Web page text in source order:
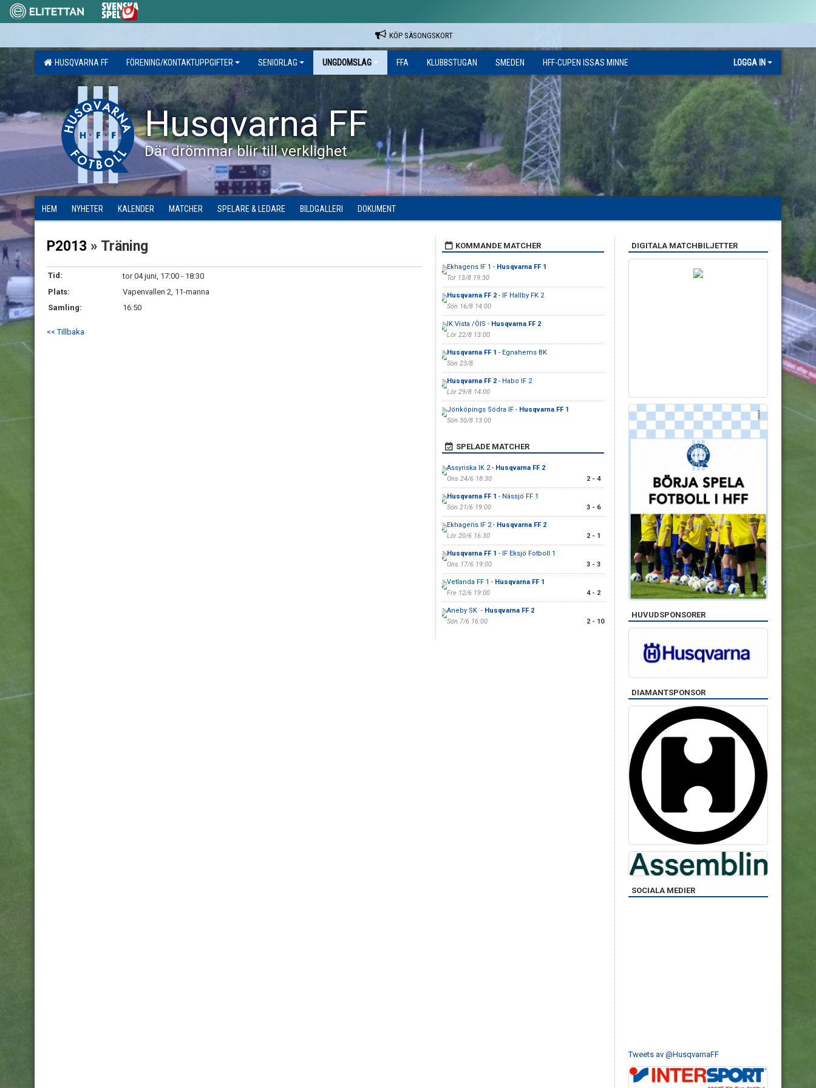
KÖP SÄSONGSKORT
HUSQVARNA FF FÖRENING/KONTAKTUPPGIFTER SENIORLAG UNGDOMSLAG FFA KLUBBSTUGAN SMEDEN HFF-CUPEN ISSAS MINNE LOGGA IN
Husqvarna FF
Där drömmar blir till verklighet
HEM NYHETER KALENDER MATCHER SPELARE & LEDARE BILDGALLERI DOKUMENT
P2013 » Träning
Tid:
tor 04 juni, 17:00 - 18:30
Plats:
Vapenvallen 2, 11-manna
Samling:
16:50
<< Tillbaka
KOMMANDE MATCHER
Ekhagens IF 1 - Husqvarna FF 1
Tor 13/8 19:30
Husqvarna FF 2- IF Hallby FK 2
Sön 16/8 14:00
IK Vista /ÖIS - Husqvarna FF 2
Lör 22/8 13:00
Husqvarna FF 1 - Egnahems BK
Sön 23/8
Husqvarna FF 2- Habo IF 2
Lör 29/8 14:00
Jönköpings Södra IF - Husqvarna FF 1
Sön 30/8 13:00
SPELADE MATCHER
Assyriska IK 2 - Husqvarna FF 2
Ons 24/6 18:30
2 - 4
Husqvarna FF 1 - Nässjö FF 1
Sön 21/6 19:00
3 - 6
Ekhagens IF 2 - Husqvarna FF 2
Lör 20/6 16:30
2 - 1
Husqvarna FF 1 - IF Eksjö Fotboll 1
Ons 17/6 19:00
3 - 3
Vetlanda FF 1 - Husqvarna FF 1
Fre 12/6 19:00
4 - 2
Aneby SK - Husqvarna FF 2
Sön 7/6 16:00
2 - 10
DIGITALA MATCHBILJETTER
HUVUDSPONSORER
DIAMANTSPONSOR
SOCIALA MEDIER
Tweets av @HusqvarnaFF